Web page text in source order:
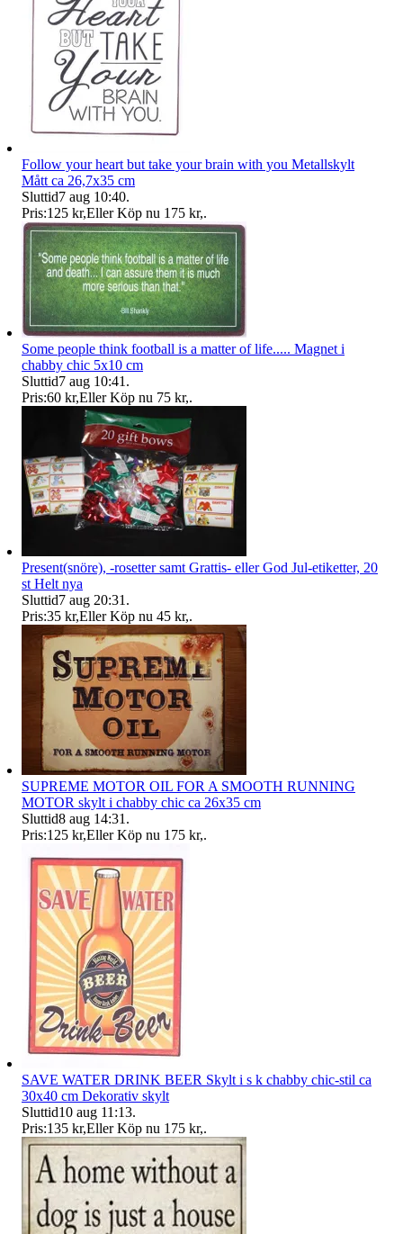
Follow your heart but take your brain with you Metallskylt
Mått ca 26,7x35 cm
Sluttid7 aug 10:40.
Pris:125 kr,Eller Köp nu 175 kr,.
Some people think football is a matter of life..... Magnet i
chabby chic 5x10 cm
Sluttid7 aug 10:41 .
Pris:60 kr,Eller Köp nu 75 kr,.
Present(snöre), -rosetter samt Grattis- eller God Jul-etiketter, 20
st Helt nya
Sluttid7 aug 20:31 .
Pris:35 kr,Eller Köp nu 45 kr,.
SUPREME MOTOR OIL FOR A SMOOTH RUNNING
MOTOR skylt i chabby chic ca 26x35 cm
Sluttid8 aug 14:31 .
Pris:125 kr,Eller Köp nu 175 kr,.
SAVE WATER DRINK BEER Skylt i s k chabby chic-stil ca
30x40 cm Dekorativ skylt
Sluttid10 aug 11:13.
Pris:135 kr,Eller Köp nu 175 kr,.